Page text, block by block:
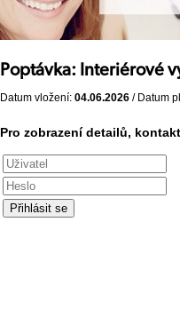
Poptávka: Interiérové
Datum vložení: 04.06.2026 / Datum
Pro zobrazení detailů,